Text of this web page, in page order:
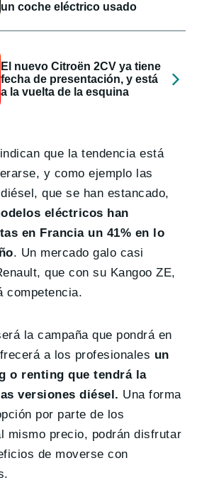
un coche eléctrico usado
El nuevo Citroën 2CV ya tiene
fecha de presentación, y está
a la vuelta de la esquina
que la tendencia está
y como ejemplo las
que se han estancado,
eléctricos han
en Francia un 41% en lo
. Un mercado galo casi
que con su Kangoo ZE,
competencia.
la campaña que pondrá en
a los profesionales un
o renting que tendrá la
versiones diésel. Una forma
por parte de los
mismo precio, podrán disfrutar
de moverse con